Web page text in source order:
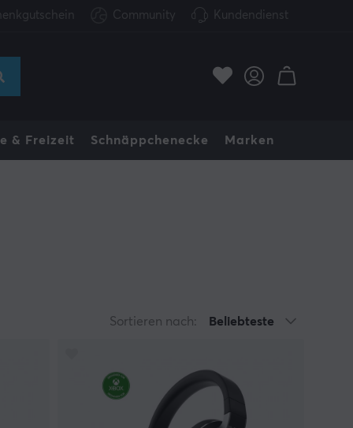
Community Kundendienst
& Freizeit Schnäppchenecke Marken
Sortieren nach: Beliebteste